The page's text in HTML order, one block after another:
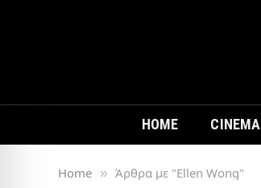
HOME CINEMA
Home » Άρθρα με "Ellen Wong"